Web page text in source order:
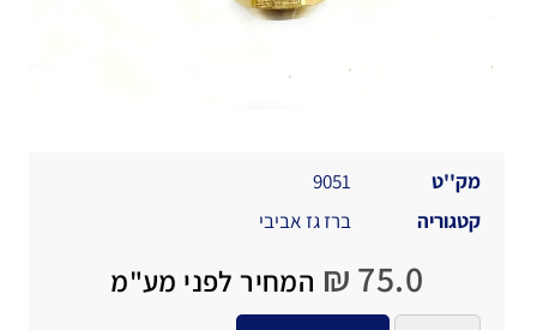
מק''ט
9051
קטגוריה
ברז גז אביבי
₪ 75.0 המחיר לפני מע"מ